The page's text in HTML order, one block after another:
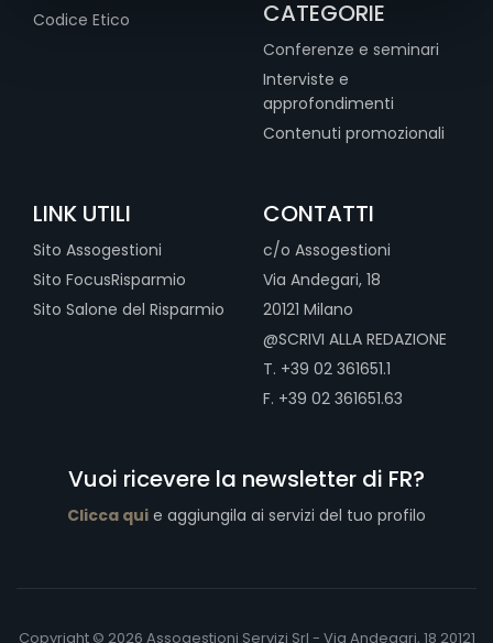
Codice Etico
CATEGORIE
Conferenze e seminari
Interviste e
approfondimenti
Contenuti promozionali
LINK UTILI
Sito Assogestioni
Sito FocusRisparmio
Sito Salone del Risparmio
CONTATTI
c/o Assogestioni
Via Andegari, 18
20121 Milano
@SCRIVI ALLA REDAZIONE
T. +39 02 361651.1
F. +39 02 361651.63
Vuoi ricevere la newsletter di FR?
Clicca qui e aggiungila ai servizi del tuo profilo
Copyright © 2026 Assogestioni Servizi Srl - Via Andegari, 18 20121